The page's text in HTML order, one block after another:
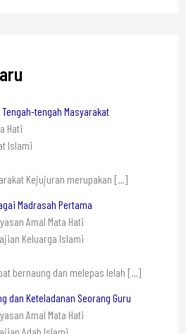
tengah Masyarakat
Hati
Islami
Kejujuran merupakan […]
Madrasah Pertama
Amal Mata Hati
Keluarga Islami
bernaung dan melepas lelah […]
dan Keteladanan Seorang Guru
Amal Mata Hati